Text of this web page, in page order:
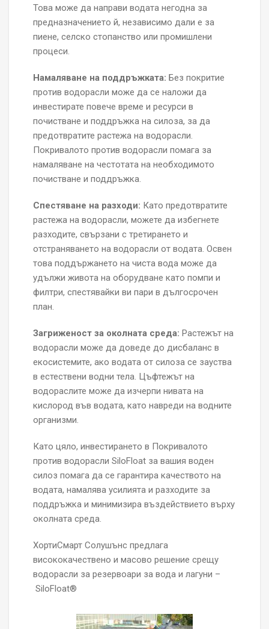
Това може да направи водата негодна за
предназначението й, независимо дали е за
пиене, селско стопанство или промишлени
процеси.
Намаляване на поддръжката: Без покритие
против водорасли може да се наложи да
инвестирате повече време и ресурси в
почистване и поддръжка на силоза, за да
предотвратите растежа на водорасли.
Покривалото против водорасли помага за
намаляване на честотата на необходимото
почистване и поддръжка.
Спестяване на разходи: Като предотвратите
растежа на водорасли, можете да избегнете
разходите, свързани с третирането и
отстраняването на водорасли от водата. Освен
това поддържането на чиста вода може да
удължи живота на оборудване като помпи и
филтри, спестявайки ви пари в дългосрочен
план.
Загриженост за околната среда: Растежът на
водорасли може да доведе до дисбаланс в
екосистемите, ако водата от силоза се зауства
в естествени водни тела. Цъфтежът на
водораслите може да изчерпи нивата на
кислород във водата, като навреди на водните
организми.
Като цяло, инвестирането в Покривалото
против водорасли SiloFloat за вашия воден
силоз помага да се гарантира качеството на
водата, намалява усилията и разходите за
поддръжка и минимизира въздействието върху
околната среда.
ХортиСмарт Солушънс предлага
висококачествено и масово решение срещу
водорасли за резервоари за вода и лагуни –
SiloFloat®